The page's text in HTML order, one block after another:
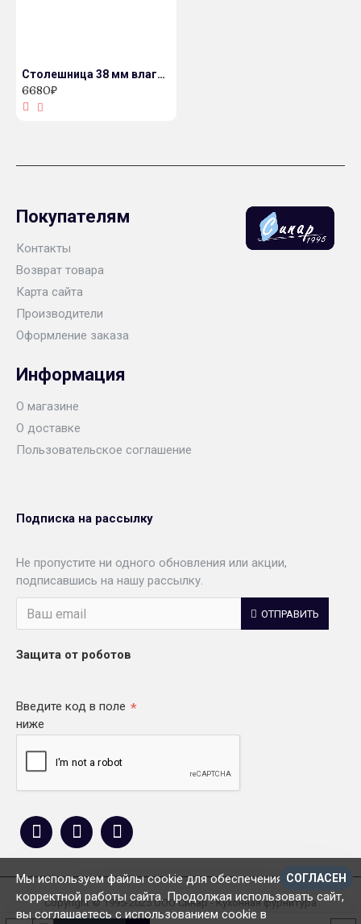
Столешница 38 мм влагостойкая декор 2062/S-Трансильвания
6680₽
Покупателям
Контакты
Возврат товара
Карта сайта
Производители
Оформление заказа
Информация
О магазине
О доставке
Пользовательское соглашение
Подписка на рассылку
Не пропустите ни одного обновления или акции,
подписавшись на нашу рассылку.
ОТПРАВИТЬ
Защита от роботов
Введите код в поле
ниже
Copyright © 1995-2025 ООО Синар - Кухонная фурнитура
СОГЛАСЕН
Мы используем файлы cookie для обеспечения
корректной работы сайта. Продолжая использовать сайт,
вы соглашаетесь с использованием cookie в